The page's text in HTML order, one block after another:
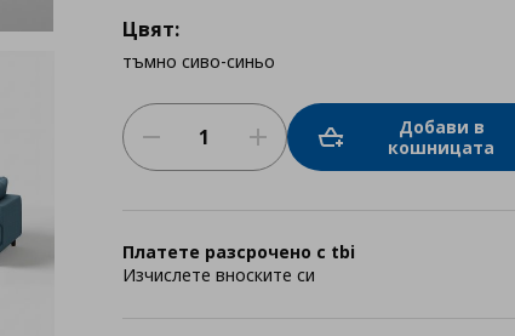
Цвят:
тъмно сиво-синьо
Добави в
кошницата
Платете разсрочено с tbi
Изчислете вноските си